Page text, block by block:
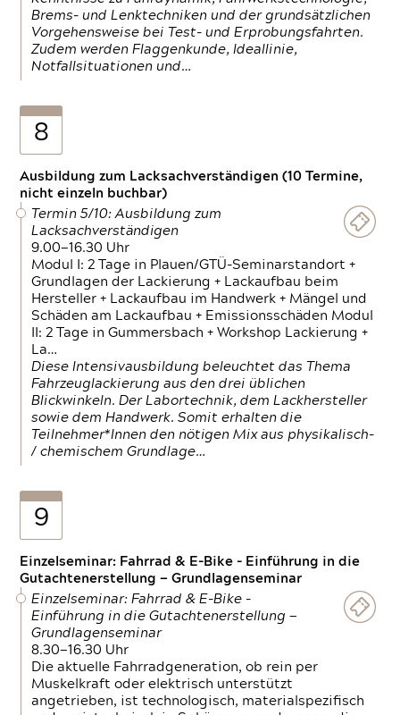
Brems- und Lenktechniken und der grundsätzlichen
Vorgehensweise bei Test- und Erprobungsfahrten.
Zudem werden Flaggenkunde, Ideallinie,
Notfallsituationen und…
8
Ausbildung zum Lacksachverständigen (10 Termine,
nicht einzeln buchbar)
Termin 5/10: Ausbildung zum
Lacksachverständigen
9.00—16.30 Uhr
Modul I: 2 Tage in Plauen/GTÜ-Seminarstandort +
Grundlagen der Lackierung + Lackaufbau beim
Hersteller + Lackaufbau im Handwerk + Mängel und
Schäden am Lackaufbau + Emissionsschäden Modul
II: 2 Tage in Gummersbach + Workshop Lackierung +
La…
Diese Intensivausbildung beleuchtet das Thema
Fahrzeuglackierung aus den drei üblichen
Blickwinkeln. Der Labortechnik, dem Lackhersteller
sowie dem Handwerk. Somit erhalten die
Teilnehmer*Innen den nötigen Mix aus physikalisch-
/ chemischem Grundlage…
9
Einzelseminar: Fahrrad & E-Bike - Einführung in die
Gutachtenerstellung — Grundlagenseminar
Einzelseminar: Fahrrad & E-Bike -
Einführung in die Gutachtenerstellung —
Grundlagenseminar
8.30—16.30 Uhr
Die aktuelle Fahrradgeneration, ob rein per
Muskelkraft oder elektrisch unterstützt
angetrieben, ist technologisch, materialspezifisch